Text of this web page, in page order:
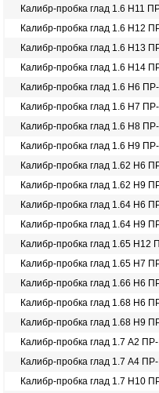
Калибр-пробка глад 1.6 Н11
Калибр-пробка глад 1.6 Н12
Калибр-пробка глад 1.6 Н13
Калибр-пробка глад 1.6 Н14
Калибр-пробка глад 1.6 Н6
Калибр-пробка глад 1.6 Н7
Калибр-пробка глад 1.6 Н8
Калибр-пробка глад 1.6 Н9
Калибр-пробка глад 1.62 Н6
Калибр-пробка глад 1.62 Н9
Калибр-пробка глад 1.64 Н6
Калибр-пробка глад 1.64 Н9
Калибр-пробка глад 1.65 Н12
Калибр-пробка глад 1.65 Н7
Калибр-пробка глад 1.66 Н6
Калибр-пробка глад 1.68 Н6
Калибр-пробка глад 1.68 Н9
Калибр-пробка глад 1.7 A2
Калибр-пробка глад 1.7 A4
Калибр-пробка глад 1.7 Н10